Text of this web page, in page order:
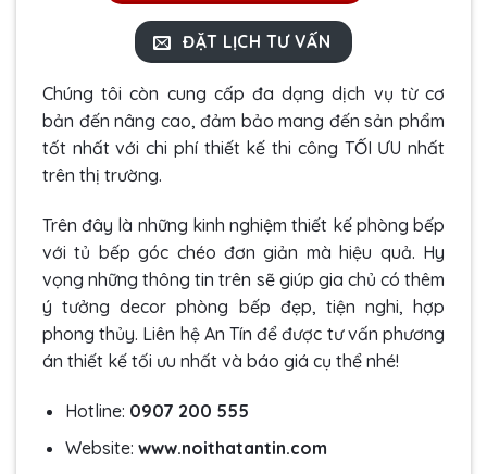
ĐẶT LỊCH TƯ VẤN
Chúng tôi còn cung cấp đa dạng dịch vụ từ cơ
bản đến nâng cao, đảm bảo mang đến sản phẩm
tốt nhất với chi phí thiết kế thi công TỐI ƯU nhất
trên thị trường.
Trên đây là những kinh nghiệm thiết kế phòng bếp
với tủ bếp góc chéo đơn giản mà hiệu quả. Hy
vọng những thông tin trên sẽ giúp gia chủ có thêm
ý tưởng decor phòng bếp đẹp, tiện nghi, hợp
phong thủy. Liên hệ An Tín để được tư vấn phương
án thiết kế tối ưu nhất và báo giá cụ thể nhé!
Hotline: 0907 200 555
Website: www.noithatantin.com